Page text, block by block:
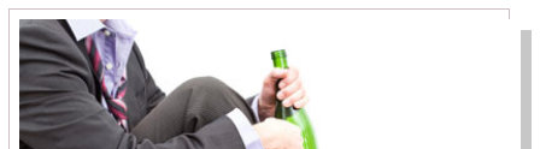
Медицинский туризм
Москва — Израиль